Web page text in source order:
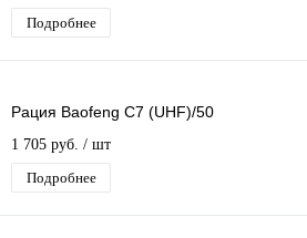
Подробнее
Рация Baofeng C7 (UHF)/50
1 705 руб. / шт
Подробнее